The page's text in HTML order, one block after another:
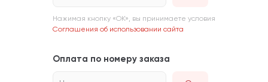
Нажимая кнопку «ОК», вы принимаете условия
Соглашения об использовании сайта
Оплата по номеру заказа